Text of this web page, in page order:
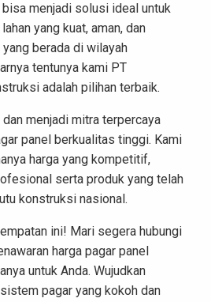
menjadi solusi ideal untuk
yang kuat, aman, dan
berada di wilayah
tentunya kami PT
adalah pilihan terbaik.
menjadi mitra terpercaya
panel berkualitas tinggi. Kami
harga yang kompetitif,
serta produk yang telah
konstruksi nasional.
ini! Mari segera hubungi
harga pagar panel
untuk Anda. Wujudkan
pagar yang kokoh dan